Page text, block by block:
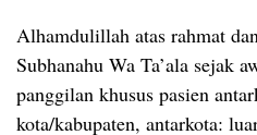
Alhamdulillah atas rahmat
Subhanahu Wa Ta’ala sejak
panggilan khusus pasien
kota/kabupaten, antarkota: